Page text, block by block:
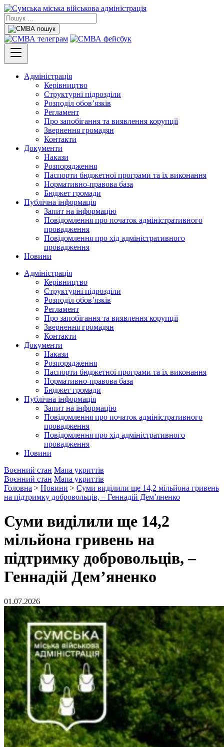
Адміністрація
Керівництво
Структурні підрозділи
Розподіл обов’язків
Регламент
Про запобігання та виявлення корупції
Звернення громадян
Контакти
Документи
Накази
Розпорядження
Паспорти бюджетної програми та їх виконання
Нормативно-правова база
Бюджет громади
Публічна інформація
Запит на інформацію
Повідомлення про початок адміністративного
провадження
Повідомлення про хід адміністративного
провадження
Новини
Адміністрація
Керівництво
Структурні підрозділи
Розподіл обов’язків
Регламент
Про запобігання та виявлення корупції
Звернення громадян
Контакти
Документи
Накази
Розпорядження
Паспорти бюджетної програми та їх виконання
Нормативно-правова база
Бюджет громади
Публічна інформація
Запит на інформацію
Повідомлення про початок адміністративного
провадження
Повідомлення про хід адміністративного
провадження
Новини
Воєнний стан Мапа укриттів
Воєнний стан Мапа укриттів
Головна > Новини > Суми виділили ще 14,2 мільйона гривень
на підтримку добровольців, – Геннадій Дем’яненко
Суми виділили ще 14,2
мільйона гривень на
підтримку добровольців, –
Геннадій Дем’яненко
01.07.2026